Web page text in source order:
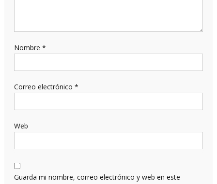
Nombre *
Correo electrónico *
Web
Guarda mi nombre, correo electrónico y web en este